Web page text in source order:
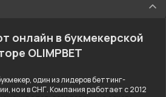
онлайн в букмекерской
OLIMPBET
один из лидеров беттинг-
но и в СНГ. Компания работает с 2012